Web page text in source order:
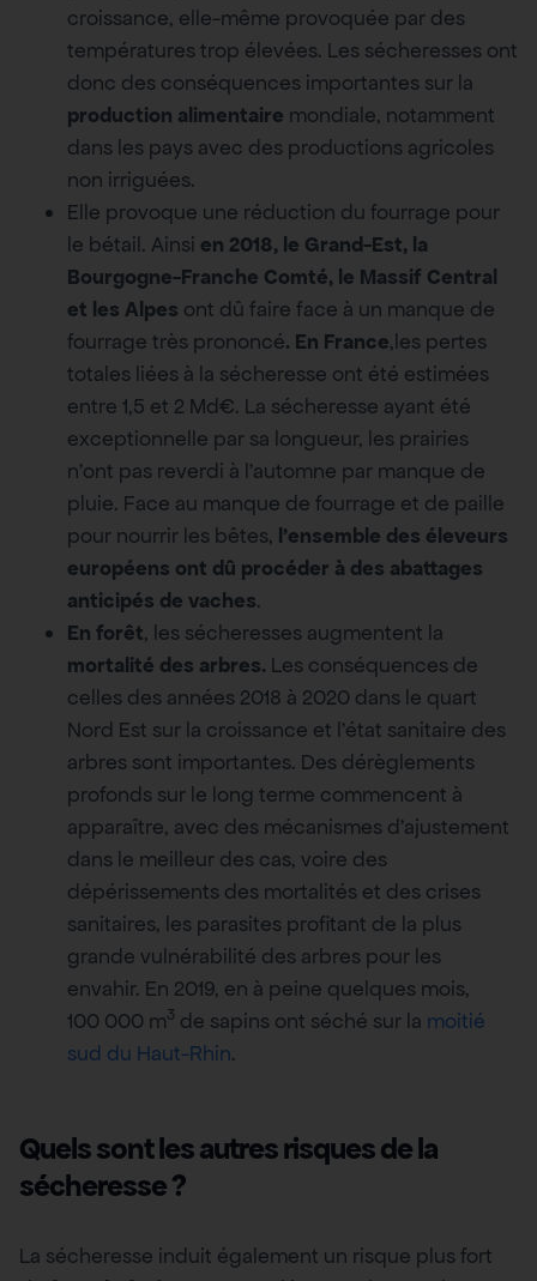
croissance, elle-même provoquée par des
températures trop élevées. Les sécheresses ont
donc des conséquences importantes sur la
production alimentaire mondiale, notamment
dans les pays avec des productions agricoles
non irriguées.
Elle provoque une réduction du fourrage pour
le bétail. Ainsi en 2018, le Grand-Est, la
Bourgogne-Franche Comté, le Massif Central
et les Alpes ont dû faire face à un manque de
fourrage très prononcé. En France,les pertes
totales liées à la sécheresse ont été estimées
entre 1,5 et 2 Md€. La sécheresse ayant été
exceptionnelle par sa longueur, les prairies
n’ont pas reverdi à l’automne par manque de
pluie. Face au manque de fourrage et de paille
pour nourrir les bêtes, l’ensemble des éleveurs
européens ont dû procéder à des abattages
anticipés de vaches.
En forêt, les sécheresses augmentent la
mortalité des arbres. Les conséquences de
celles des années 2018 à 2020 dans le quart
Nord Est sur la croissance et l’état sanitaire des
arbres sont importantes. Des dérèglements
profonds sur le long terme commencent à
apparaître, avec des mécanismes d’ajustement
dans le meilleur des cas, voire des
dépérissements des mortalités et des crises
sanitaires, les parasites profitant de la plus
grande vulnérabilité des arbres pour les
envahir. En 2019, en à peine quelques mois,
100 000 m3 de sapins ont séché sur la moitié
sud du Haut-Rhin.
Quels sont les autres risques de la
sécheresse ?
La sécheresse induit également un risque plus fort